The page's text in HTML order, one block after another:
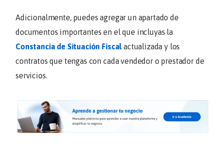
Adicionalmente, puedes agregar un apartado de
documentos importantes en el que incluyas la
Constancia de Situación Fiscal actualizada y los
contratos que tengas con cada vendedor o prestador de
servicios.